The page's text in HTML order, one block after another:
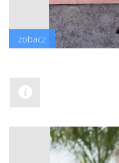
zobacz